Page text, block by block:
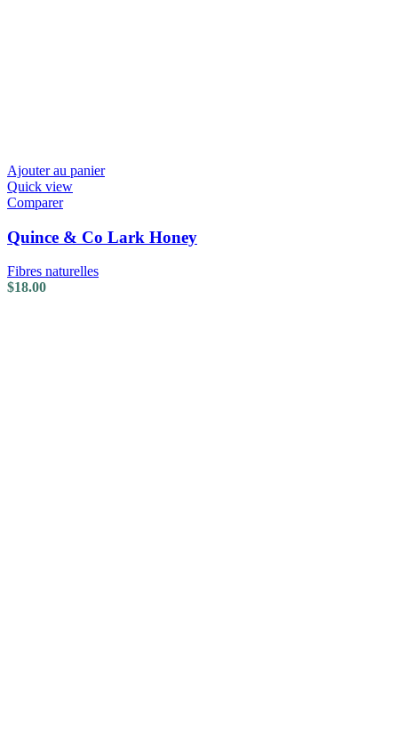
Ajouter au panier
Quick view
Comparer
Quince & Co Lark Honey
Fibres naturelles
$18.00